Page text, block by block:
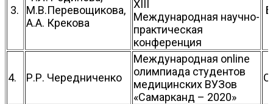
3.
М.В.Перевощикова,
А.А. Крекова
XIII
Международная научно-
практическая
конференция
4. Р.Р. Чередниченко
Международная online
олимпиада студентов
медицинских ВУЗов
«Самарканд – 2020»